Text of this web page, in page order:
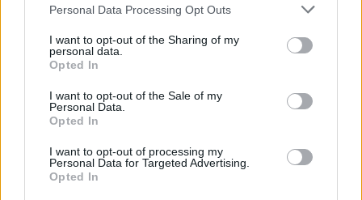
Personal Data Processing Opt Outs
I want to opt-out of the Sharing of my
personal data.
Opted In
I want to opt-out of the Sale of my
Personal Data.
Opted In
I want to opt-out of processing my
Personal Data for Targeted Advertising.
Opted In
Csíkszereda ellen
10:24
Aranyérmek sokaságával tért haza Kőszegről a
Godako
09:46
A tengerparton játszik az FK Csíkszereda – a
MÉG TÖBB FRISS HÍR